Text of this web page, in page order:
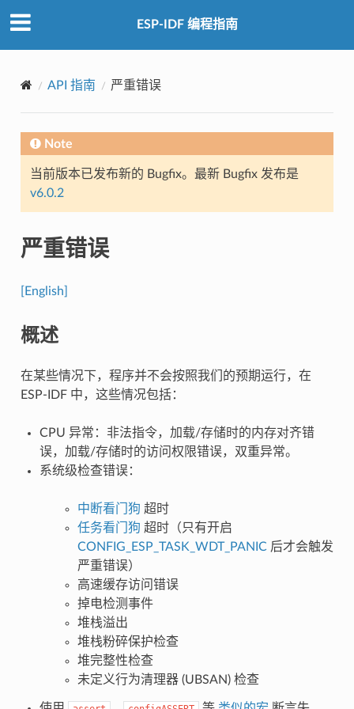
ESP-IDF 编程指南
API 指南 严重错误
Note
当前版本已发布新的 Bugfix。最新 Bugfix 发布是
v6.0.2
严重错误
[English]
概述
在某些情况下，程序并不会按照我们的预期运行，在
ESP-IDF 中，这些情况包括：
CPU 异常：非法指令，加载/存储时的内存对齐错
误，加载/存储时的访问权限错误，双重异常。
系统级检查错误：
中断看门狗 超时
任务看门狗 超时（只有开启
CONFIG_ESP_TASK_WDT_PANIC后才会触发
严重错误）
高速缓存访问错误
掉电检测事件
堆栈溢出
堆栈粉碎保护检查
堆完整性检查
未定义行为清理器 (UBSAN) 检查